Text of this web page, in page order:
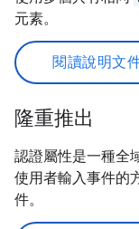
元素。
閱讀說明文
隆重推出
認證屬性是一種全
使用者輸入事件的
件。